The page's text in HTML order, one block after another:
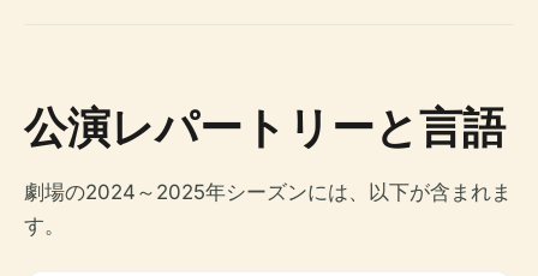
公演レパートリーと言語
劇場の2024～2025年シーズンには、以下が含まれま
す。